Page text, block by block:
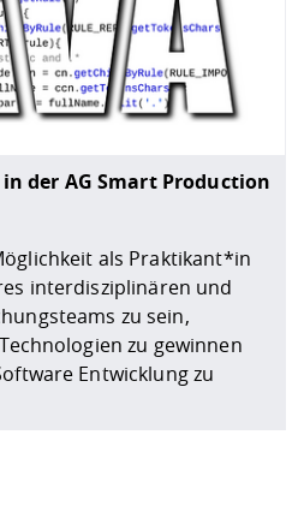
der AG Smart Production
als Praktikant*in
interdisziplinären und
zu sein,
zu gewinnen
Entwicklung zu